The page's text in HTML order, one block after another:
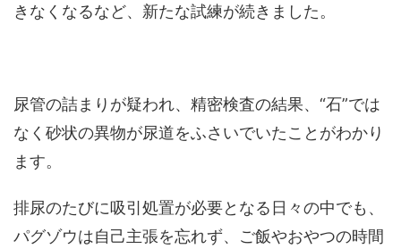
きなくなるなど、新たな試練が続きました。
尿管の詰まりが疑われ、精密検査の結果、“石”では
なく砂状の異物が尿道をふさいでいたことがわかり
ます。
排尿のたびに吸引処置が必要となる日々の中でも、
パグゾウは自己主張を忘れず、ご飯やおやつの時間